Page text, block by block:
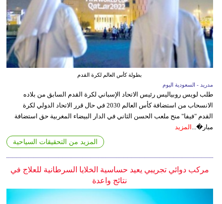
بطولة كأس العالم لكرة القدم
مدريد - السعودية اليوم
طلب لويس روبياليس رئيس الاتحاد الإسباني لكرة القدم السابق من بلاده
الانسحاب من استضافة كأس العالم 2030 في حال قرر الاتحاد الدولي لكرة
القدم "فيفا" منح ملعب الحسن الثاني في الدار البيضاء المغربية حق استضافة
مبار�...
المزيد
المزيد من التحقيقات السياحية
مركب دوائي تجريبي يعيد حساسية الخلايا السرطانية للعلاج في
نتائج واعدة